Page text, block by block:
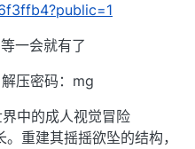
一会就有了
压密码：mg
中的成人视觉冒险
重建其摇摇欲坠的结构，